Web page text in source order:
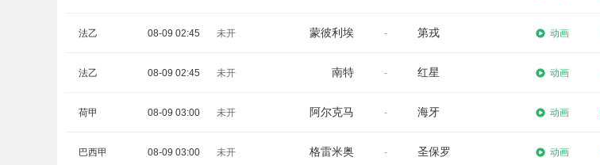
法乙 08-09 02:45 未开 蒙彼利埃 - 第戎 动画
法乙 08-09 02:45 未开 南特 - 红星 动画
荷甲 08-09 03:00 未开 阿尔克马 - 海牙 动画
巴西甲 08-09 03:00 未开 格雷米奥 - 圣保罗 动画